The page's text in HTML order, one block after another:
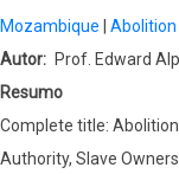
Mozambique Abolition
Autor
Prof. Edward
Resumo
Complete title:
Authority, Slave